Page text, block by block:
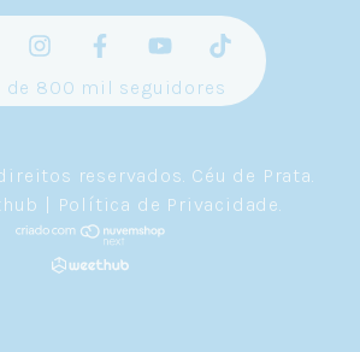
de 800 mil seguidores
reservados. Céu de Prata
| Política de Privacidade